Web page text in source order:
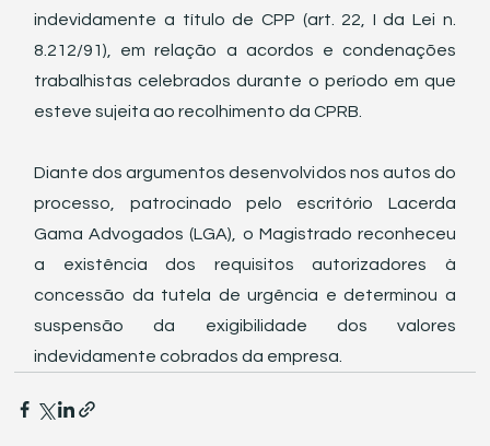
indevidamente a título de CPP (art. 22, I da Lei n.
8.212/91), em relação a acordos e condenações
trabalhistas celebrados durante o período em que
esteve sujeita ao recolhimento da CPRB.
Diante dos argumentos desenvolvidos nos autos do
processo, patrocinado pelo escritório Lacerda
Gama Advogados (LGA), o Magistrado reconheceu
a existência dos requisitos autorizadores à
concessão da tutela de urgência e determinou a
suspensão da exigibilidade dos valores
indevidamente cobrados da empresa.